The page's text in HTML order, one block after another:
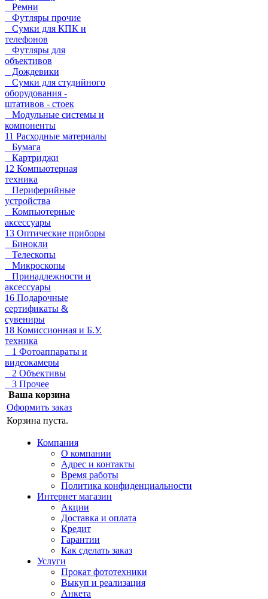
Ремни
Футляры прочие
Сумки для КПК и
телефонов
Футляры для
объективов
Дождевики
Сумки для студийного
оборудования -
штативов - стоек
Модульные системы и
компоненты
11 Расходные материалы
Бумага
Картриджи
12 Компьютерная
техника
Периферийные
устройства
Компьютерные
аксессуары
13 Оптические приборы
Бинокли
Телескопы
Микроскопы
Принадлежности и
аксессуары
16 Подарочные
сертификаты &
сувениры
18 Комиссионная и Б.У.
техника
1 Фотоаппараты и
видеокамеры
2 Объективы
3 Прочее
Ваша корзина
Оформить заказ
Корзина пуста.
Компания
О компании
Адрес и контакты
Время работы
Политика конфиденциальности
Интернет магазин
Акции
Доставка и оплата
Кредит
Гарантии
Как сделать заказ
Услуги
Прокат фототехники
Выкуп и реализация
Анкета